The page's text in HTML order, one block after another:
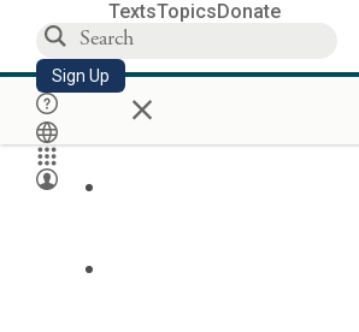
TextsTopicsDonate
Sign Up × בְיַם־סֽוּף׃